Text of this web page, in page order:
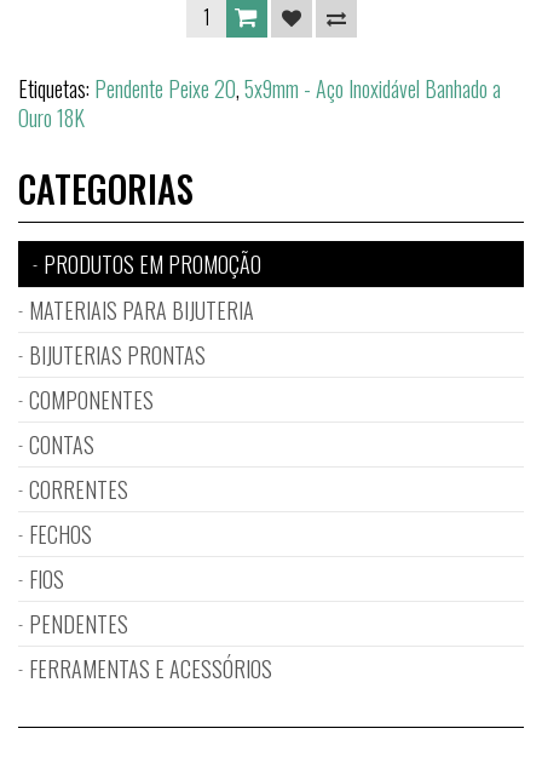
Etiquetas: Pendente Peixe 20,5x9mm - Aço Inoxidável Banhado a
Ouro 18K
CATEGORIAS
PRODUTOS EM PROMOÇÃO
MATERIAIS PARA BIJUTERIA
BIJUTERIAS PRONTAS
COMPONENTES
CONTAS
CORRENTES
FECHOS
FIOS
PENDENTES
FERRAMENTAS E ACESSÓRIOS